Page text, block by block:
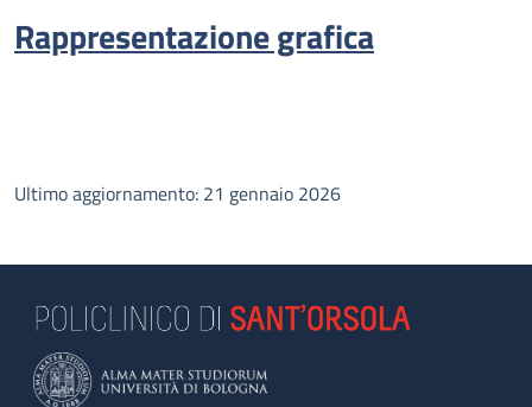
Rappresentazione grafica
Ultimo aggiornamento: 21 gennaio 2026